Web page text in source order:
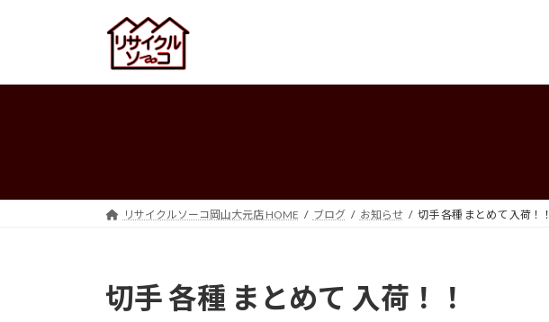
プ
動
リサイクルソーコ岡山大元店 HOME ブログ お知らせ 切手 各種 まとめて 入荷！！
切手 各種 まとめて 入荷！！